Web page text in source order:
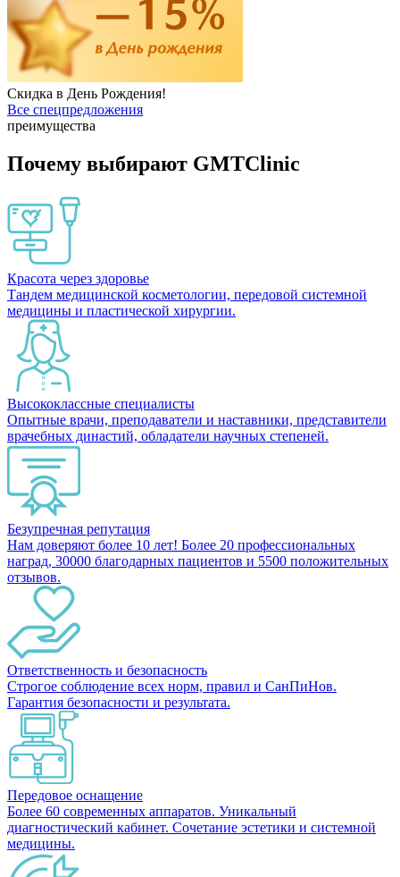
Скидка в День Рождения!
Все спецпредложения
преимущества
Почему выбирают GMTClinic
Красота через здоровье
Тандем медицинской косметологии, передовой системной
медицины и пластической хирургии.
Высококлассные специалисты
Опытные врачи, преподаватели и наставники, представители
врачебных династий, обладатели научных степеней.
Безупречная репутация
Нам доверяют более 10 лет! Более 20 профессиональных
наград, 30000 благодарных пациентов и 5500 положительных
отзывов.
Ответственность и безопасность
Строгое соблюдение всех норм, правил и СанПиНов.
Гарантия безопасности и результата.
Передовое оснащение
Более 60 современных аппаратов. Уникальный
диагностический кабинет. Сочетание эстетики и системной
медицины.